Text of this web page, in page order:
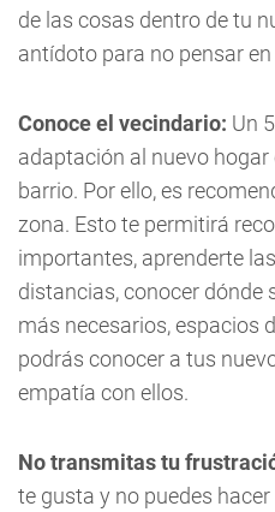
de las cosas dentro de tu
antídoto para no pensar
Conoce el vecindario: Un
adaptación al nuevo hogar
barrio. Por ello, es
zona. Esto te permitirá
importantes, aprenderte
distancias, conocer dónde
más necesarios, espacios
podrás conocer a tus
empatía con ellos.
No transmitas tu
te gusta y no puedes